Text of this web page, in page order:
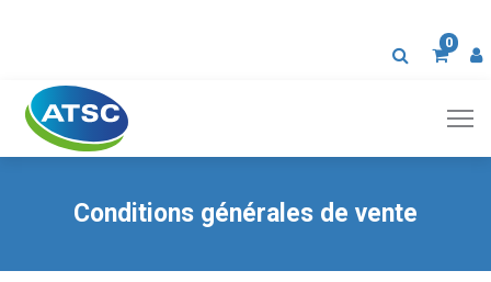
0
Conditions générales de vente